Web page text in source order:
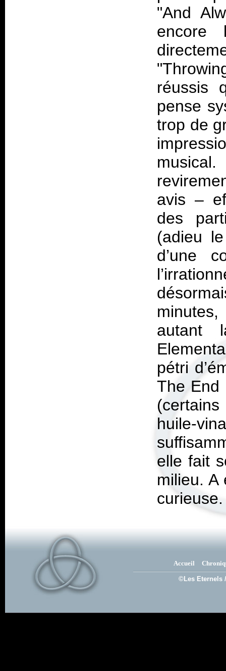
"And
encore
réussis
pense
trop de
avis –
des
(adieu
d’une
autant
pétri
The End
huile-
elle fait
milieu. A
curieuse.
Accueil
©Les Eternels